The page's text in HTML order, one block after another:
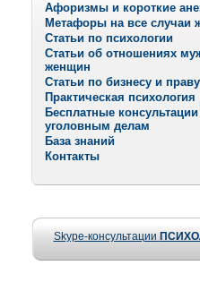
Афоризмы и короткие
Метафоры на все случаи
Статьи по психологии
Статьи об отношениях
женщин
Статьи по бизнесу и праву
Практическая психология
Бесплатные
уголовным делам
База знаний
Контакты
Skype-консультации